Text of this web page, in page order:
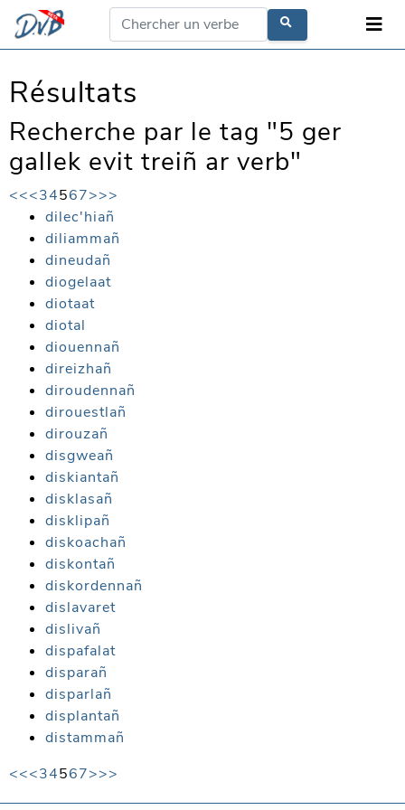
Résultats
Recherche par le tag "5 ger
gallek evit treiñ ar verb"
<<<34567>>>
dilec'hiañ
diliammañ
dineudañ
diogelaat
diotaat
diotal
diouennañ
direizhañ
diroudennañ
dirouestlañ
dirouzañ
disgweañ
diskiantañ
disklasañ
disklipañ
diskoachañ
diskontañ
diskordennañ
dislavaret
dislivañ
dispafalat
disparañ
disparlañ
displantañ
distammañ
<<<34567>>>